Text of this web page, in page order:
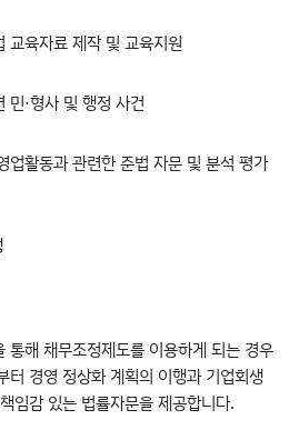
교육자료 제작 및 교육지원
민·형사 및 행정 사건
업활동과 관련한 준법 자문 및 분석 평가
통해 채무조정제도를 이용하게 되는 경우
터 경영 정상화 계획의 이행과 기업회생
임감 있는 법률자문을 제공합니다.